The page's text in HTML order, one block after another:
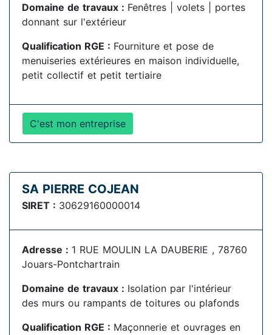
Domaine de travaux : Fenêtres | volets | portes
donnant sur l'extérieur
Qualification RGE : Fourniture et pose de
menuiseries extérieures en maison individuelle,
petit collectif et petit tertiaire
C'est mon entreprise
SA PIERRE COJEAN
SIRET : 30629160000014
Adresse : 1 RUE MOULIN LA DAUBERIE , 78760
Jouars-Pontchartrain
Domaine de travaux : Isolation par l'intérieur
des murs ou rampants de toitures ou plafonds
Qualification RGE : Maçonnerie et ouvrages en